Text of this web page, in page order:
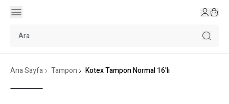
Ana Sayfa Tampon Kotex Tampon Normal 16'lı